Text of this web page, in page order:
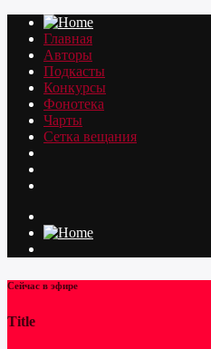
Главная
Авторы
Подкасты
Конкурсы
Фонотека
Чарты
Сетка вещания
Сейчас в эфире
Title